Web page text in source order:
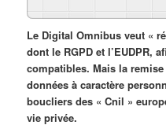
Le Digital Omnibus veut «
dont le RGPD et l’EUDPR,
compatibles. Mais la
données à caractère
boucliers des « Cnil »
vie privée.